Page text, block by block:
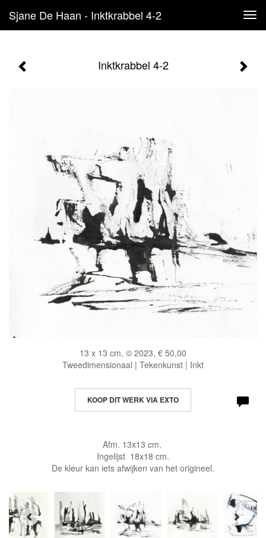
Sjane De Haan - Inktkrabbel 4-2
Inktkrabbel 4-2
13 x 13 cm, © 2023, € 50,00
Tweedimensionaal | Tekenkunst | Inkt
KOOP DIT WERK VIA EXTO
Afm. 13x13 cm.
Ingelijst 18x18 cm.
De kleur kan iets afwijken van het origineel.